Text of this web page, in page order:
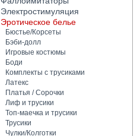
Электростимуляция
Эротическое белье
Бюстье/Корсеты
Бэби-долл
Игровые костюмы
Боди
Комплекты с трусиками
Латекс
Платья / Сорочки
Лиф и трусики
Топ-маечка и трусики
Трусики
Чулки/Колготки